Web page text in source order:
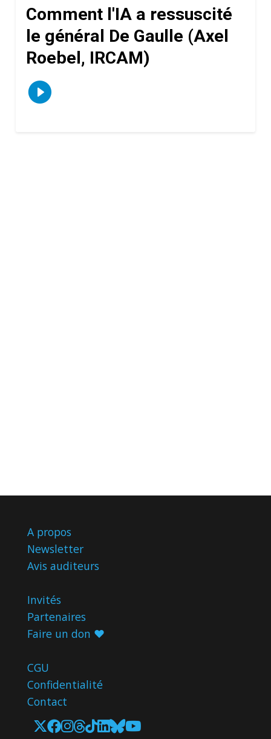
Comment l'IA a ressuscité
le général De Gaulle (Axel
Roebel, IRCAM)
A propos
Newsletter
Avis auditeurs
Invités
Partenaires
Faire un don ♥️
CGU
Confidentialité
Contact